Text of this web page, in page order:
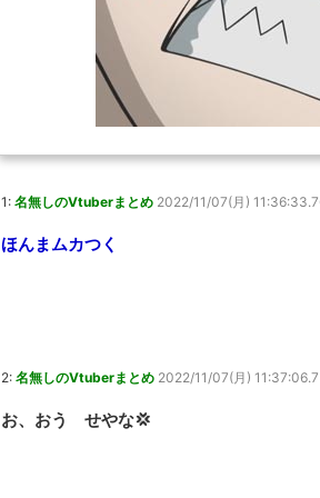
1: 名無しのVtuberまとめ 2022/11/07(月)
ほんまムカつく
2: 名無しのVtuberまとめ 2022/11/07(月)
お、おう せやな💢